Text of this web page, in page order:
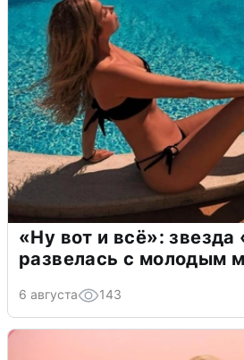
«Ну вот и всё»:
развелась с молодым
6 августа 143